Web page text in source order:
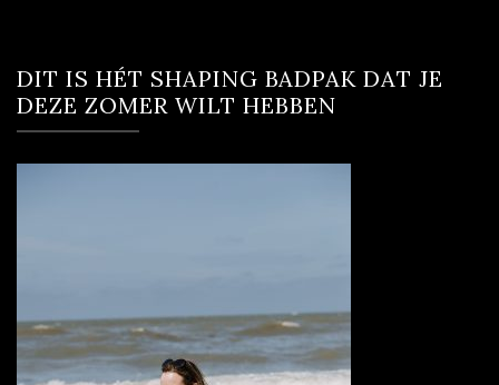
DIT IS HÉT SHAPING BADPAK DAT JE
DEZE ZOMER WILT HEBBEN